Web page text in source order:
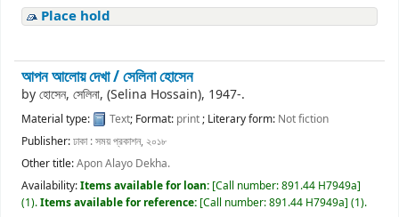
Place hold
আপন আলোয় দেখা /সেলিনা হোসেন
byহোসেন, সেলিনা, (Selina Hossain), 1947-.
Material type: Text; Format: print; Literary form: Not fiction
Publisher:ঢাকা : সময় প্রকাশন, ২০১৮
Other title:Apon Alayo Dekha.
Availability:Items available for loan: [Call number:891.44 H7949a]
(1).Items available for reference: [Call number:891.44 H7949a] (1).